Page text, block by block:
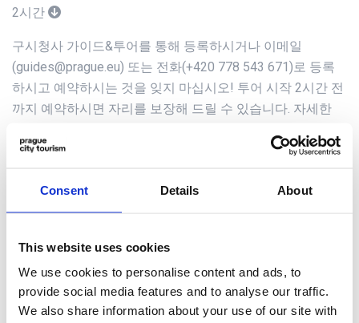
Consent Details About
This website uses cookies
We use cookies to personalise content and ads, to
provide social media features and to analyse our traffic.
We also share information about your use of our site with
2시간
구시청사 가이드&투어를 통해 등록하시거나 이메일
(guides@prague.eu) 또는 전화(+420 778 543 671)로 등록
하시고 예약하시는 것을 잊지 마십시오! 투어 시작 2시간 전
까지 예약하시면 자리를 보장해 드릴 수 있습니다. 자세한
은 구속력이 있다는 점을 유의하십시오. (예정된 투어 최소
않습니다. 다른 방문객을 위한 자리를 비워 주셔서 감사합니
다.
주소
Staroměstské náměstí 1
110 00 Praha 1